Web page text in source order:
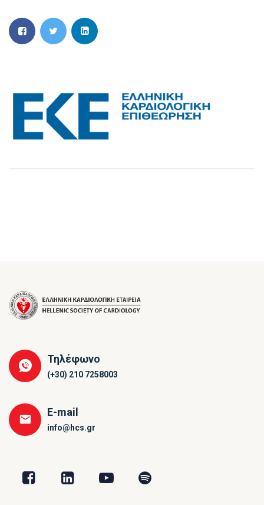
Τηλέφωνο
(+30) 210 7258003
E-mail
info@hcs.gr